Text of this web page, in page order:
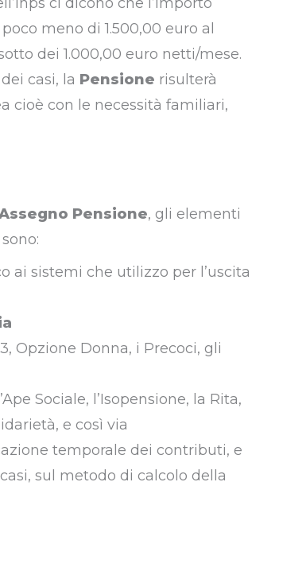
meno di 1.500,00 euro al
dei 1.000,00 euro netti/mese.
casi, la Pensione risulterà
cioè con le necessità familiari,
Pensione, gli elementi
ai sistemi che utilizzo per l’uscita
Opzione Donna, i Precoci, gli
Sociale, l’Isopensione, la Rita,
e così via
temporale dei contributi, e
sul metodo di calcolo della